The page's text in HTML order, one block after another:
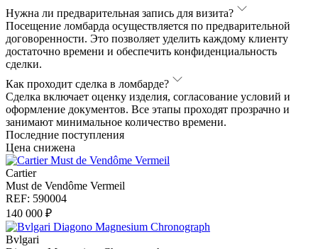
Нужна ли предварительная запись для визита?
Посещение ломбарда осуществляется по предварительной
договоренности. Это позволяет уделить каждому клиенту
достаточно времени и обеспечить конфиденциальность
сделки.
Как проходит сделка в ломбарде?
Сделка включает оценку изделия, согласование условий и
оформление документов. Все этапы проходят прозрачно и
занимают минимальное количество времени.
Последние поступления
Цена снижена
Cartier
Must de Vendôme Vermeil
REF: 590004
140 000 ₽
Bvlgari